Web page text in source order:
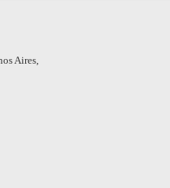
Aires,